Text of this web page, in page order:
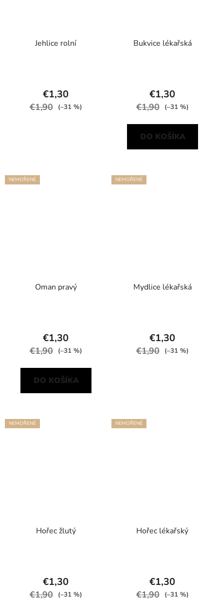
Jehlice rolní
€1,30
€1,90 (–31 %)
Bukvice lékařská
€1,30
€1,90 (–31 %)
DO KOŠÍKA
NEMOŘENÉ
Oman pravý
€1,30
€1,90 (–31 %)
DO KOŠÍKA
NEMOŘENÉ
Mydlice lékařská
€1,30
€1,90 (–31 %)
NEMOŘENÉ
Hořec žlutý
€1,30
€1,90 (–31 %)
NEMOŘENÉ
Hořec lékařský
€1,30
€1,90 (–31 %)